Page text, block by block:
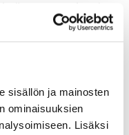
sisällön ja mainosten
ominaisuuksien
Lisäksi
kanssamme!